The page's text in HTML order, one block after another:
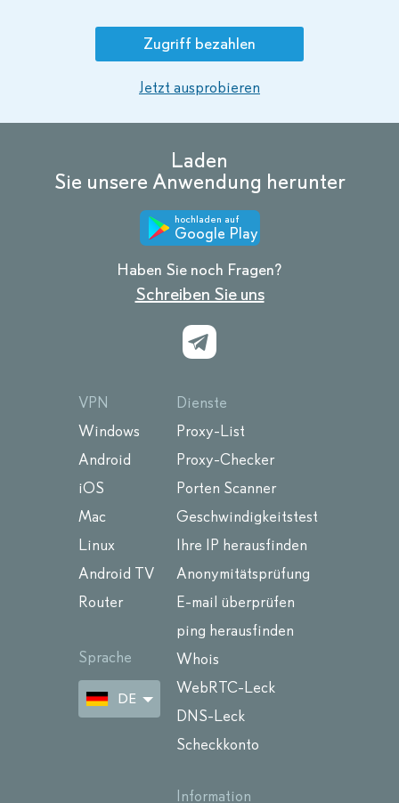
Zugriff bezahlen
Jetzt ausprobieren
Laden
Sie unsere Anwendung herunter
hochladen auf
Google Play
Haben Sie noch Fragen?
Schreiben Sie uns
VPN
Windows
Android
iOS
Mac
Linux
Android TV
Router
Sprache
DE
Dienste
Proxy-List
Proxy-Checker
Porten Scanner
Geschwindigkeitstest
Ihre IP herausfinden
Anonymitätsprüfung
E-mail überprüfen
ping herausfinden
Whois
WebRTC-Leck
DNS-Leck
Scheckkonto
Information